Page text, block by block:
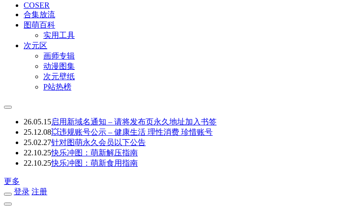
COSER
合集放流
图萌百科
实用工具
次元区
画师专辑
动漫图集
次元壁纸
P站热榜
26.05.15启用新域名通知 – 请将发布页永久地址加入书签
25.12.08💥违规账号公示 – 健康生活 理性消费 珍惜账号
25.02.27针对图萌永久会员以下公告
22.10.25快乐冲图：萌新解压指南
22.10.25快乐冲图：萌新食用指南
更多
登录 注册